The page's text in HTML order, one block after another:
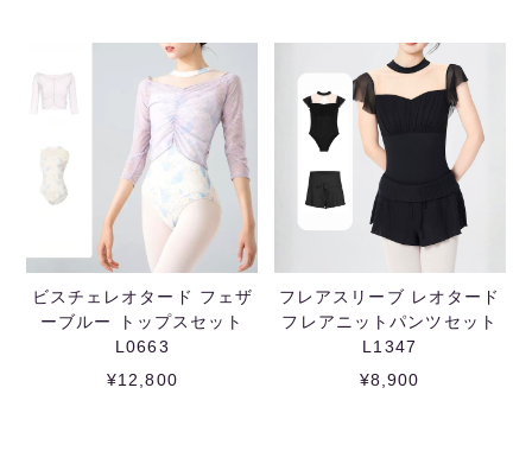
ビスチェレオタード フェザ
ーブルー トップスセット
L0663
¥12,800
フレアスリーブ レオタード
フレアニットパンツセット
L1347
¥8,900